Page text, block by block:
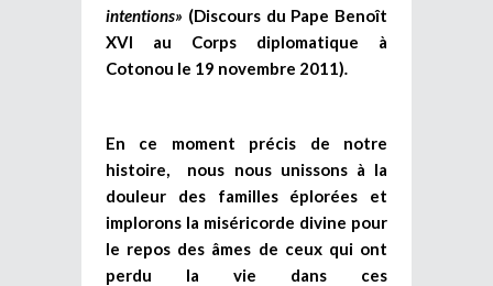
intentions» (Discours du Pape Benoît
XVI au Corps diplomatique à
Cotonou le 19 novembre 2011).
En ce moment précis de notre
histoire, nous nous unissons à la
douleur des familles éplorées et
implorons la miséricorde divine pour
le repos des âmes de ceux qui ont
perdu la vie dans ces